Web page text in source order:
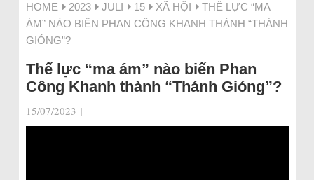
HOME 2023 JULI 15 XÃ HỘI
THẾ LỰC “MA
ÁM” NÀO BIẾN PHAN CÔNG KHANH THÀNH “THÁNH
GIÓNG”?
Thế lực “ma ám” nào biến Phan
Công Khanh thành “Thánh Gióng”?
15/07/2023 |